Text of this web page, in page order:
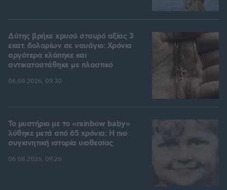
Δύτης βρήκε χρυσό σταυρό αξίας 3
εκατ. δολαρίων σε ναυάγιο: Χρόνια
αργότερα κλάπηκε και
αντικαταστάθηκε με πλαστικό
06.08.2026, 09:30
Το μυστήριο με το «rainbow baby»
λύθηκε μετά από 65 χρόνια: Η πιο
συγκινητική ιστορία υιοθεσίας
06.08.2026, 09:26